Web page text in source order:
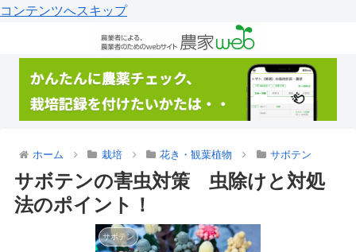
コンテンツへスキップ
ホーム 栽培 花き・観葉植物 サボテン
サボテンの害虫対策 虫除けと対処
法のポイント！
サボテン